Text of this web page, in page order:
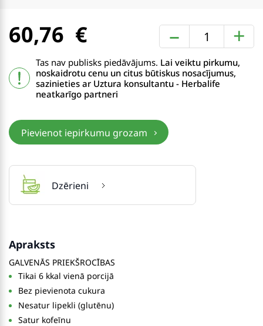
60,76 – +
Tas nav publisks piedāvājums. Lai veiktu pirkumu,
noskaidrotu cenu un citus būtiskus nosacījumus,
sazinieties ar Uztura konsultantu - Herbalife
neatkarīgo partneri
Pievienot iepirkumu grozam
Dzērieni
Apraksts
GALVENĀS PRIEKŠROCĪBAS
Tikai 6 kkal vienā porcijā
Bez pievienota cukura
Nesatur lipekli (glutēnu)
Satur kofeīnu